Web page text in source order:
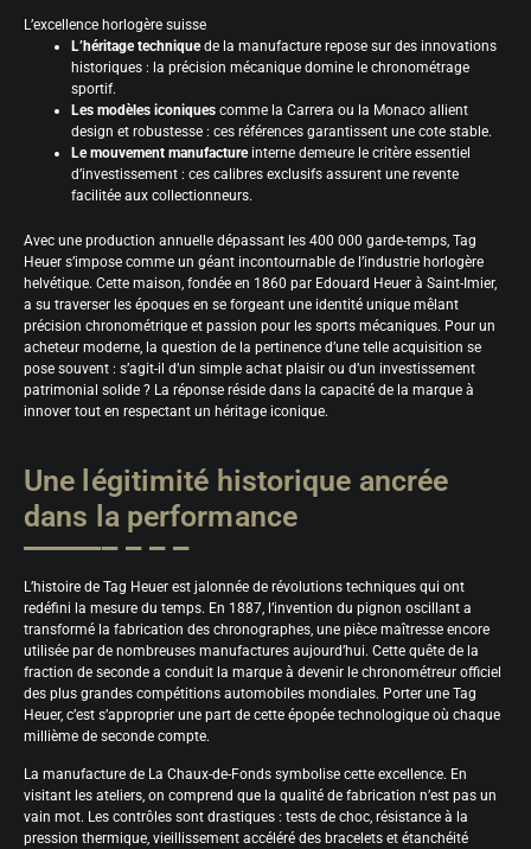
L’excellence horlogère suisse
L’héritage techniquede la manufacture repose sur des innovations
historiques : la précision mécanique domine le chronométrage
sportif.
Les modèles iconiques comme la Carrera ou la Monaco allient
design et robustesse : ces références garantissent une cote stable.
Le mouvement manufactureinterne demeure le critère essentiel
d’investissement : ces calibres exclusifs assurent une revente
facilitée aux collectionneurs.
Avec une production annuelle dépassant les 400 000 garde-temps, Tag
Heuer s’impose comme un géant incontournable de l’industrie horlogère
helvétique. Cette maison, fondée en 1860 par Edouard Heuer à Saint-Imier,
a su traverser les époques en se forgeant une identité unique mêlant
précision chronométrique et passion pour les sports mécaniques. Pour un
acheteur moderne, la question de la pertinence d’une telle acquisition se
pose souvent : s’agit-il d’un simple achat plaisir ou d’un investissement
patrimonial solide ? La réponse réside dans la capacité de la marque à
innover tout en respectant un héritage iconique.
Une légitimité historique ancrée
dans la performance
L’histoire de Tag Heuer est jalonnée de révolutions techniques qui ont
redéfini la mesure du temps. En 1887, l’invention du pignon oscillant a
transformé la fabrication des chronographes, une pièce maîtresse encore
utilisée par de nombreuses manufactures aujourd’hui. Cette quête de la
fraction de seconde a conduit la marque à devenir le chronométreur officiel
des plus grandes compétitions automobiles mondiales. Porter une Tag
Heuer, c’est s’approprier une part de cette épopée technologique où chaque
millième de seconde compte.
La manufacture de La Chaux-de-Fonds symbolise cette excellence. En
visitant les ateliers, on comprend que la qualité de fabrication n’est pas un
vain mot. Les contrôles sont drastiques : tests de choc, résistance à la
pression thermique, vieillissement accéléré des bracelets et étanchéité